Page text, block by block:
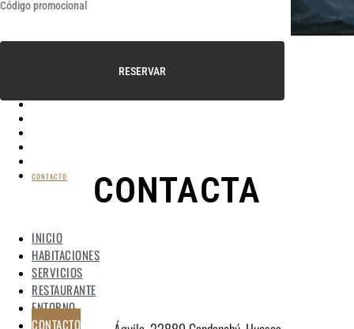
CONTACTO
INICIO
HABITACIONES
SERVICIOS
RESTAURANTE
ENTORNO
CONTACTO
RESERVAR
CONTACTA
CON NOSOTROS